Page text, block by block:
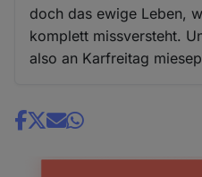
doch das ewige Leben,
komplett missversteht.
also an Karfreitag
Share
news